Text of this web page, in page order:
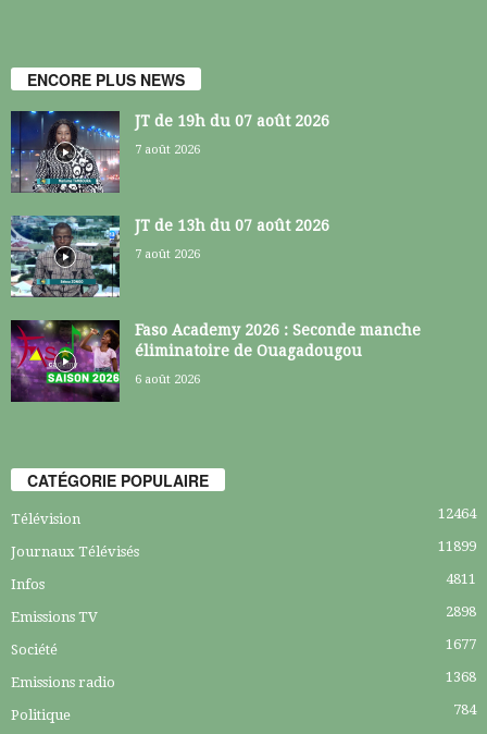
ENCORE PLUS NEWS
JT de 19h du 07 août 2026
7 août 2026
JT de 13h du 07 août 2026
7 août 2026
Faso Academy 2026 : Seconde manche
éliminatoire de Ouagadougou
6 août 2026
CATÉGORIE POPULAIRE
Télévision 12464
Journaux Télévisés 11899
Infos 4811
Emissions TV 2898
Société 1677
Emissions radio 1368
Politique 784